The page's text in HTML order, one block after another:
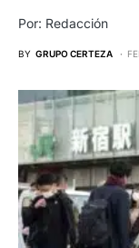
Por: Redacción
BY GRUPO CERTEZA